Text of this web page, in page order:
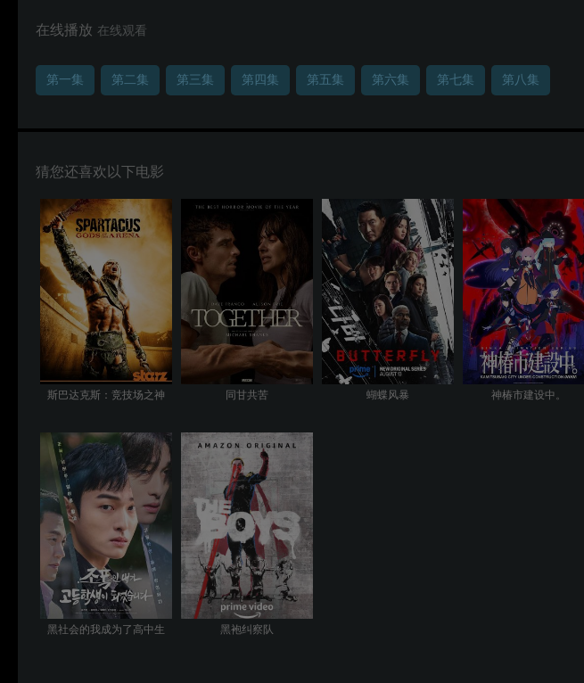
在线播放 在线观看
第一集 第二集 第三集 第四集 第五集 第六集 第七集 第八集
猜您还喜欢以下电影
斯巴达克斯：竞技场之神 同甘共苦 蝴蝶风暴 神椿市建设中。
黑社会的我成为了高中生 黑袍纠察队